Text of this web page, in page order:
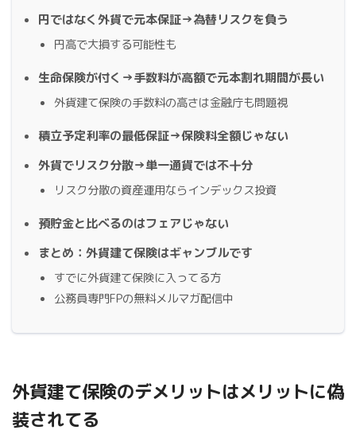
円ではなく外貨で元本保証→為替リスクを負う
円高で大損する可能性も
生命保険が付く→手数料が高額で元本割れ期間が長い
外貨建て保険の手数料の高さは金融庁も問題視
積立予定利率の最低保証→保険料全額じゃない
外貨でリスク分散→単一通貨では不十分
リスク分散の資産運用ならインデックス投資
預貯金と比べるのはフェアじゃない
まとめ：外貨建て保険はギャンブルです
すでに外貨建て保険に入ってる方
公務員専門FPの無料メルマガ配信中
外貨建て保険のデメリットはメリットに偽
装されてる